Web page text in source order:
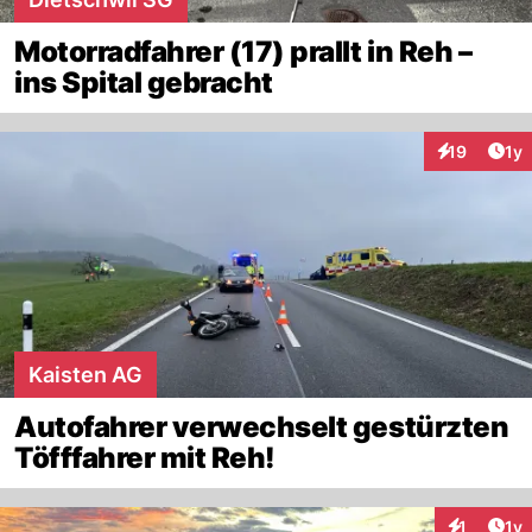
Motorradfahrer (17) prallt in Reh –
ins Spital gebracht
19 1y
Kaisten AG
Autofahrer verwechselt gestürzten
Töfffahrer mit Reh!
1 1y